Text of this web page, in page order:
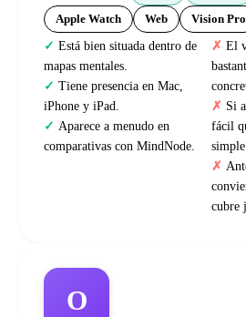
Apple Watch Web Vision Pro
Está bien situada dentro de
mapas mentales.
Tiene presencia en Mac,
iPhone y iPad.
Aparece a menudo en
comparativas con MindNode.
El
Si
fácil
cubre
O